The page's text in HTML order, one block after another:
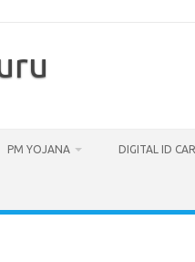
PM YOJANA DIGITAL ID